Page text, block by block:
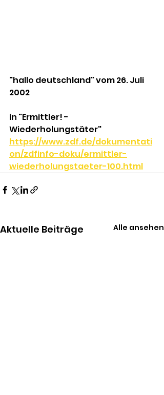
"hallo deutschland" vom 26. Juli
2002
in "Ermittler! -
Wiederholungstäter"
https://www.zdf.de/dokumentati
on/zdfinfo-doku/ermittler-
wiederholungstaeter-100.html
Aktuelle Beiträge Alle ansehen